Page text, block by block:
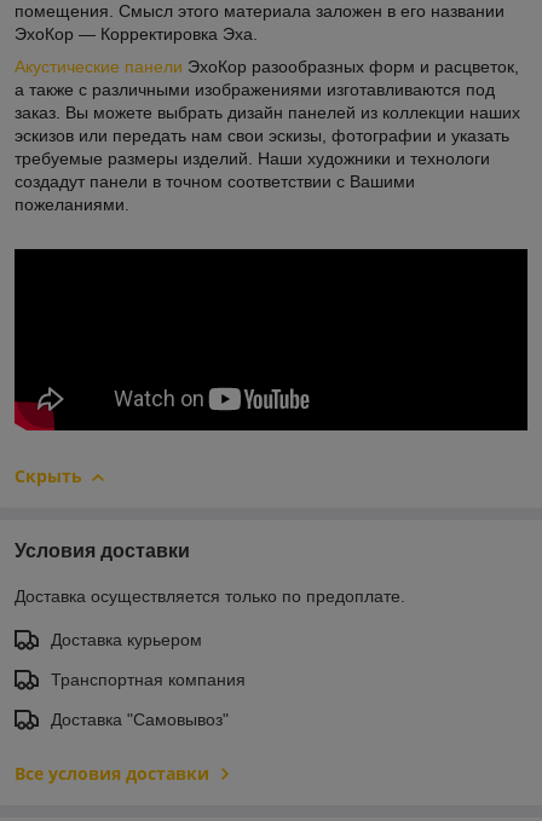
помещения. Смысл этого материала заложен в его названии
ЭхоКор ― Корректировка Эха.
Акустические панели ЭхоКор разообразных форм и расцветок,
а также с различными изображениями изготавливаются под
заказ. Вы можете выбрать дизайн панелей из коллекции наших
эскизов или передать нам свои эскизы, фотографии и указать
требуемые размеры изделий. Наши художники и технологи
создадут панели в точном соответствии с Вашими
пожеланиями.
Скрыть
Условия доставки
Доставка осуществляется только по предоплате.
Доставка курьером
Транспортная компания
Доставка "Самовывоз"
Все условия доставки